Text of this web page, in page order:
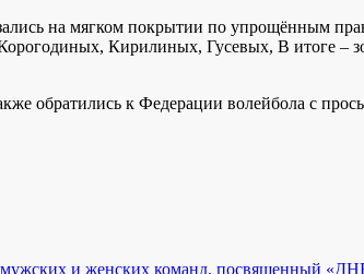
на мягком покрытии по упрощённым
Кирилиных, Гусевых, В итоге –
к Федерации волейбола с